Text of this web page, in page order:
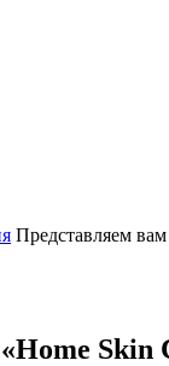
Представляем
Skin